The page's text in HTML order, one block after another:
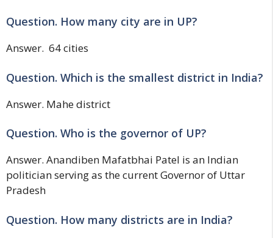
Question. How many city are in UP?
Answer. 64 cities
Question. Which is the smallest district in India?
Answer. Mahe district
Question. Who is the governor of UP?
Answer. Anandiben Mafatbhai Patel is an Indian
politician serving as the current Governor of Uttar
Pradesh
Question. How many districts are in India?